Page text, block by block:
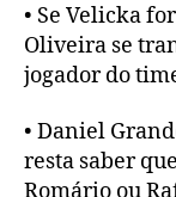
• Se Velicka
Oliveira se
jogador do
• Daniel
resta saber